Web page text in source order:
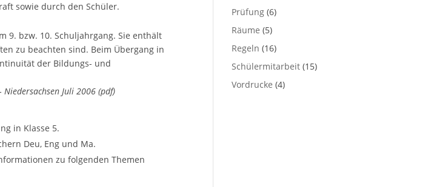
sowie durch den Schüler.
9. bzw. 10. Schuljahrgang. Sie enthält
zu beachten sind. Beim Übergang in
der Bildungs- und
Juli 2006 (pdf)
in Klasse 5.
Deu, Eng und Ma.
zu folgenden Themen
Prüfung (6)
Räume (5)
Regeln (16)
Schülermitarbeit (15)
Vordrucke (4)